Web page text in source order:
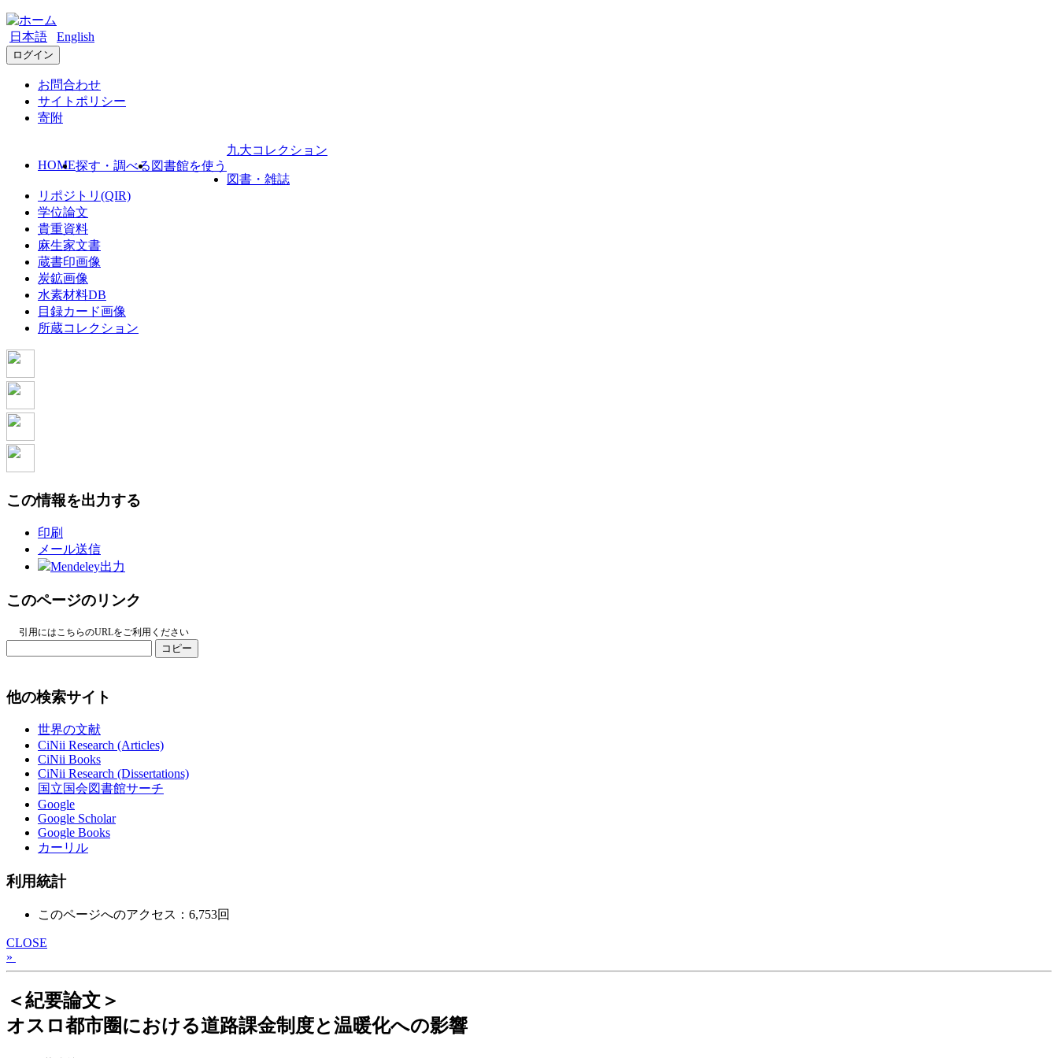
日本語 English
ログイン
お問合わせ
サイトポリシー
寄附
HOME探す・調べる 図書館を使う
九大コレクション
図書・雑誌
リポジトリ(QIR)
学位論文
貴重資料
麻生家文書
蔵書印画像
炭鉱画像
水素材料DB
目録カード画像
所蔵コレクション
この情報を出力する
印刷
メール送信
Mendeley出力
このページのリンク
引用にはこちらのURLをご利用ください
コピー
他の検索サイト
世界の文献
CiNii Research (Articles)
CiNii Books
CiNii Research (Dissertations)
国立国会図書館サーチ
Google
Google Scholar
Google Books
カーリル
利用統計
このページへのアクセス：6,753回
CLOSE
»
＜紀要論文＞
オスロ都市圈における道路課金制度と温暖化への影響